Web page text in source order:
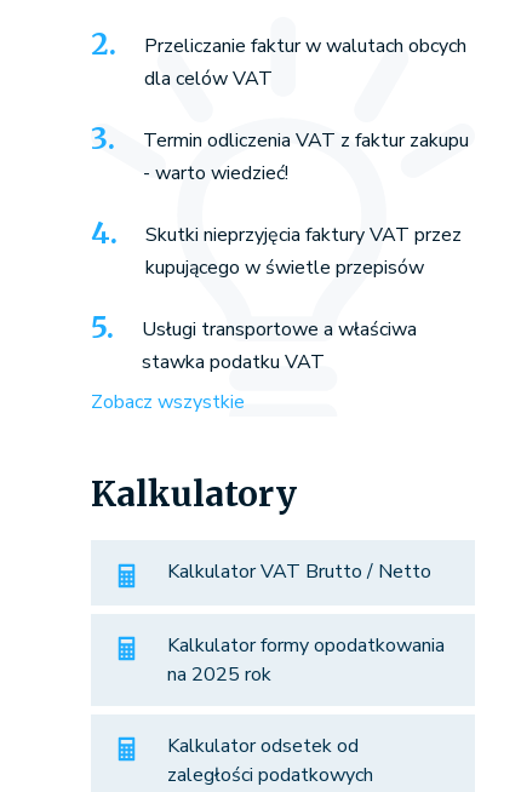
Przeliczanie faktur w walutach obcych
dla celów VAT
Termin odliczenia VAT z faktur zakupu
- warto wiedzieć!
Skutki nieprzyjęcia faktury VAT przez
kupującego w świetle przepisów
Usługi transportowe a właściwa
stawka podatku VAT
Zobacz wszystkie
Kalkulatory
Kalkulator VAT Brutto / Netto
Kalkulator formy opodatkowania
na 2025 rok
Kalkulator odsetek od
zaległości podatkowych